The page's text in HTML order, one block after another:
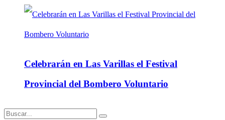
Celebrarán en Las Varillas el Festival
Provincial del Bombero Voluntario